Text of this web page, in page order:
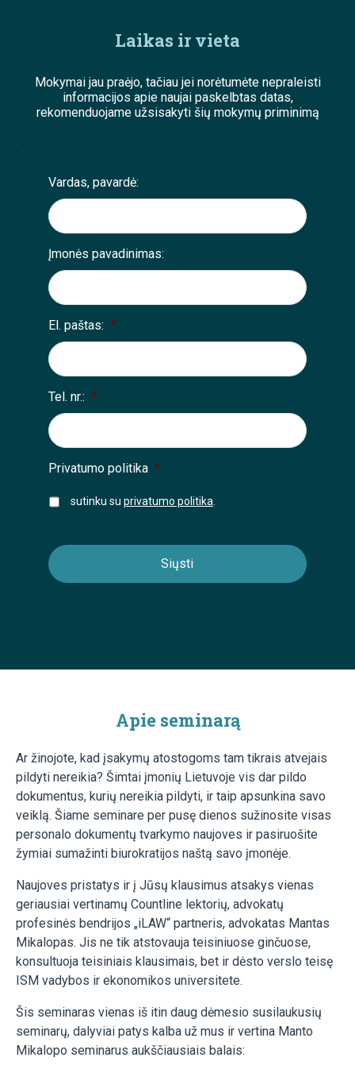
Laikas ir vieta
Mokymai jau praėjo, tačiau jei norėtumėte nepraleisti
informacijos apie naujai paskelbtas datas,
rekomenduojame užsisakyti šių mokymų priminimą
;
Vardas, pavardė:
Įmonės pavadinimas:
El. paštas: *
Tel. nr.: *
Privatumo politika *
sutinku su privatumo politika
Apie seminarą
Ar žinojote, kad įsakymų atostogoms tam tikrais atvejais
pildyti nereikia? Šimtai įmonių Lietuvoje vis dar pildo
dokumentus, kurių nereikia pildyti, ir taip apsunkina savo
veiklą. Šiame seminare per pusę dienos sužinosite visas
personalo dokumentų tvarkymo naujoves ir pasiruošite
žymiai sumažinti biurokratijos naštą savo įmonėje.
Naujoves pristatys ir į Jūsų klausimus atsakys vienas
geriausiai vertinamų Countline lektorių, advokatų
profesinės bendrijos „iLAW“ partneris, advokatas Mantas
Mikalopas. Jis ne tik atstovauja teisiniuose ginčuose,
konsultuoja teisiniais klausimais, bet ir dėsto verslo teisę
ISM vadybos ir ekonomikos universitete.
Šis seminaras vienas iš itin daug dėmesio susilaukusių
seminarų, dalyviai patys kalba už mus ir vertina Manto
Mikalopo seminarus aukščiausiais balais: